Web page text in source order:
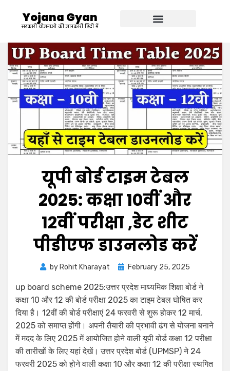
Yojana Gyan
सरकारी योजनाओ की जानकारी हिंदी में
यूपी बोर्ड टाइम टेबल
2025: कक्षा 10वीं और
12वीं परीक्षा ,डेट शीट
पीडीएफ डाउनलोड करें
by Rohit Kharayat February 25, 2025
up board scheme 2025:उत्तर प्रदेश माध्यमिक शिक्षा बोर्ड ने
कक्षा 10 और 12 की बोर्ड परीक्षा 2025 का टाइम टेबल घोषित कर
दिया है। 12वीं की बोर्ड परीक्षाएं 24 फरवरी से शुरू होकर 12 मार्च,
2025 को समाप्त होंगी। अपनी तैयारी की प्रभावी ढंग से योजना बनाने
में मदद के लिए 2025 में आयोजित होने वाली यूपी बोर्ड कक्षा 12 परीक्षा
की तारीखों के लिए यहां देखें। उत्तर प्रदेश बोर्ड (UPMSP) ने 24
फरवरी 2025 को होने वाली कक्षा 10 और कक्षा 12 की परीक्षा स्थगित